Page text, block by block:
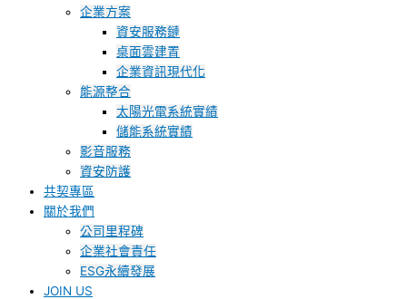
企業方案
資安服務鏈
桌面雲建置
企業資訊現代化
能源整合
太陽光電系統實績
儲能系統實績
影音服務
資安防護
共契專區
關於我們
公司里程碑
企業社會責任
ESG永續發展
JOIN US